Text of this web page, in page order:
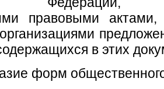
правовыми
в этих
форм